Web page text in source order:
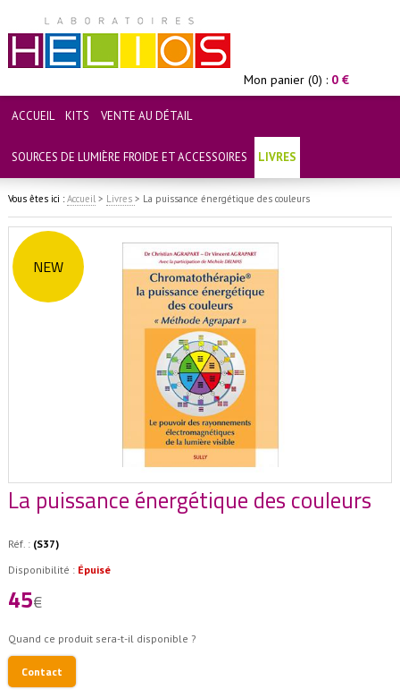
Mon panier (0) : 0 €
ACCUEIL KITS VENTE AU DÉTAIL
SOURCES DE LUMIÈRE FROIDE ET ACCESSOIRES LIVRES
Vous êtes ici :Accueil > Livres > La puissance énergétique des couleurs
NEW
La puissance énergétique des couleurs
Réf. : (S37)
Disponibilité : Épuisé
45€
Quand ce produit sera-t-il disponible ?
Contact